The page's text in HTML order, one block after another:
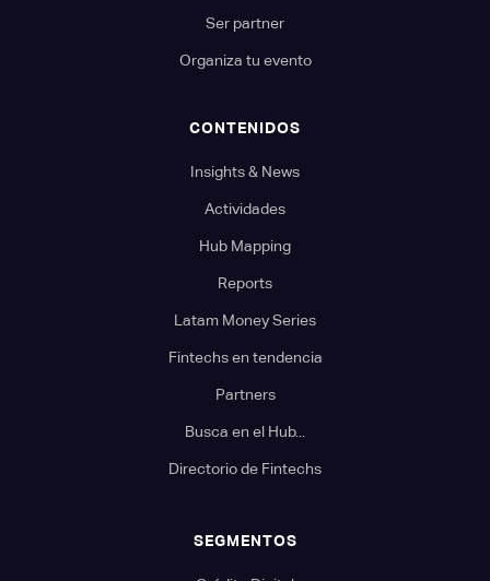
Ser partner
Organiza tu evento
CONTENIDOS
Insights & News
Actividades
Hub Mapping
Reports
Latam Money Series
Fintechs en tendencia
Partners
Busca en el Hub...
Directorio de Fintechs
SEGMENTOS